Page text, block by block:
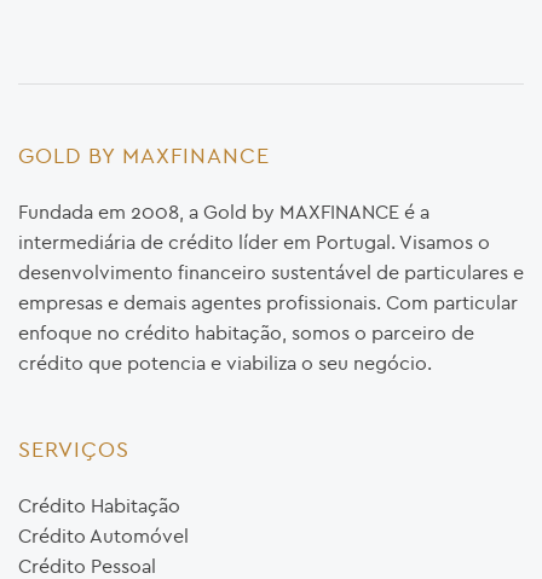
GOLD BY MAXFINANCE
Fundada em 2008, a Gold by MAXFINANCE é a
intermediária de crédito líder em Portugal. Visamos o
desenvolvimento financeiro sustentável de particulares e
empresas e demais agentes profissionais. Com particular
enfoque no crédito habitação, somos o parceiro de
crédito que potencia e viabiliza o seu negócio.
SERVIÇOS
Crédito Habitação
Crédito Automóvel
Crédito Pessoal